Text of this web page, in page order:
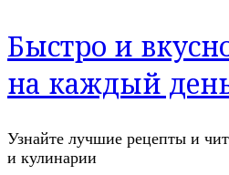
Перейти
к
содержимому
(нажмите
Быстро и
на каждый
Узнайте лучшие рецепты и
и кулинарии